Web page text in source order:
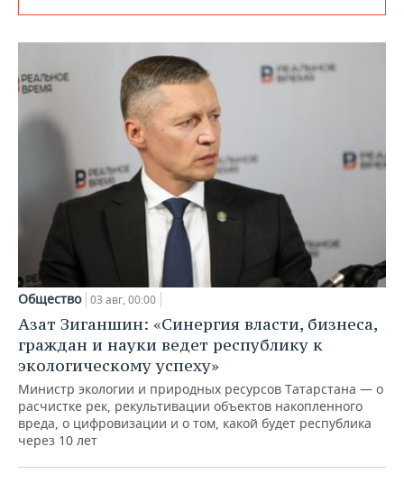
Общество 03 авг, 00:00
Азат Зиганшин: «Синергия власти, бизнеса,
граждан и науки ведет республику к
экологическому успеху»
Министр экологии и природных ресурсов Татарстана — о
расчистке рек, рекультивации объектов накопленного
вреда, о цифровизации и о том, какой будет республика
через 10 лет